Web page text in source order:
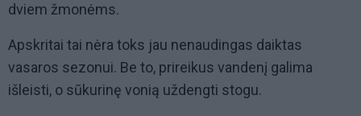
dviem žmonėms.
Apskritai tai nėra toks jau nenaudingas daiktas
vasaros sezonui. Be to, prireikus vandenį galima
išleisti, o sūkurinę vonią uždengti stogu.